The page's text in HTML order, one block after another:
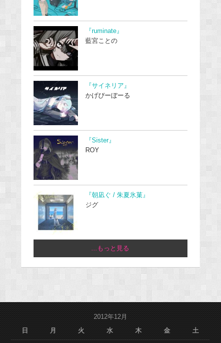
『ruminate』
藍宮ことの
『サイネリア』
かげぴーぼーる
『Sister』
ROY
『朝凪ぐ / 朱夏氷菓』
ジグ
...もっと見る
2012年12月
日
月 火 水 木 金 土